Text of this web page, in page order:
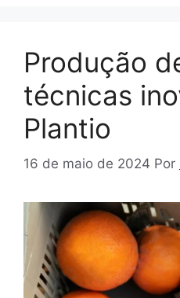
Produção
técnicas
Plantio
16 de maio de 2024 Por